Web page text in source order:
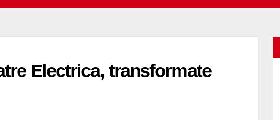
Electrica, transformate